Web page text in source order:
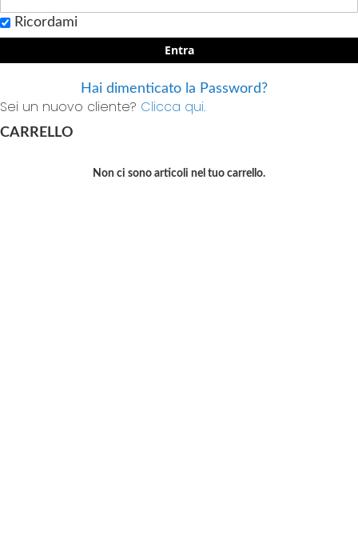
Ricordami
Entra
Hai dimenticato la Password?
Sei un nuovo cliente? Clicca qui.
CARRELLO
Non ci sono articoli nel tuo carrello.